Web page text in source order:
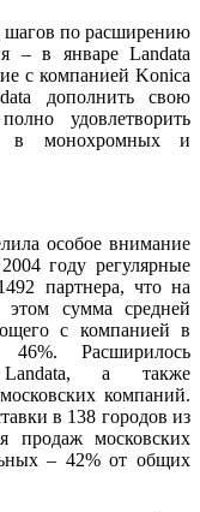
шагов по расширению
– в январе Landata
с компанией Konica
дополнить свою
удовлетворить
в монохромных и
особое внимание
году регулярные
партнера, что на
сумма средней
с компанией в
Расширилось
Landata, а также
компаний.
в 138 городов из
московских
– 42% от общих